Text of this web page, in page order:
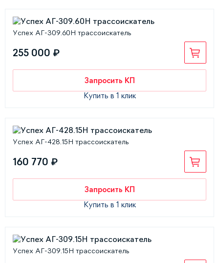
Успех АГ-309.60Н трассоискатель
255 000 ₽
Запросить КП
Купить в 1 клик
Успех АГ-428.15Н трассоискатель
160 770 ₽
Запросить КП
Купить в 1 клик
Успех АГ-309.15Н трассоискатель